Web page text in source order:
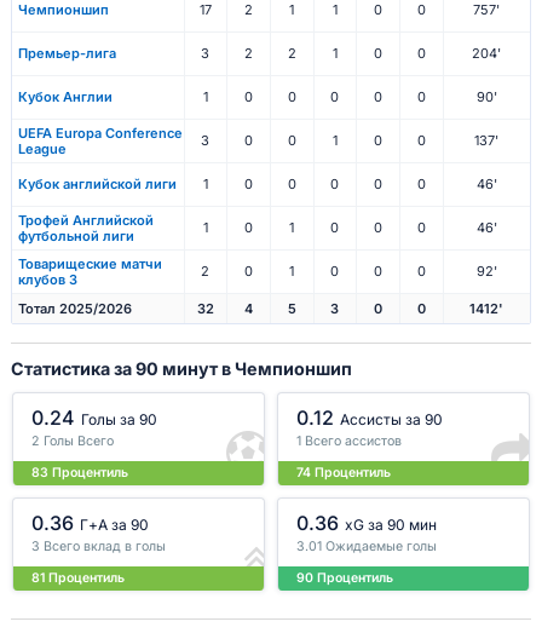
Чемпионшип 17 2 1 1 0 0 757'
Премьер-лига 3 2 2 1 0 0 204'
Кубок Англии 1 0 0 0 0 0 90'
UEFA Europa Conference
League
3 0 0 1 0 0 137'
Кубок английской лиги 1 0 0 0 0 0 46'
Трофей Английской
футбольной лиги
1 0 1 0 0 0 46'
Товарищеские матчи
клубов 3
2 0 1 0 0 0 92'
Тотал 2025/2026 32 4 5 3 0 0 1412'
Статистика за 90 минут в Чемпионшип
0.24 Голы за 90
2 Голы Всего
83 Процентиль
0.12 Ассисты за 90
1 Всего ассистов
74 Процентиль
0.36 Г+A за 90
3 Всего вклад в голы
81 Процентиль
0.36 xG за 90 мин
3.01 Ожидаемые голы
90 Процентиль